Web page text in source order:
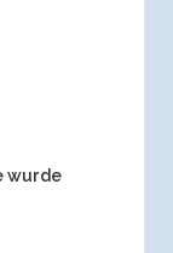
wurde